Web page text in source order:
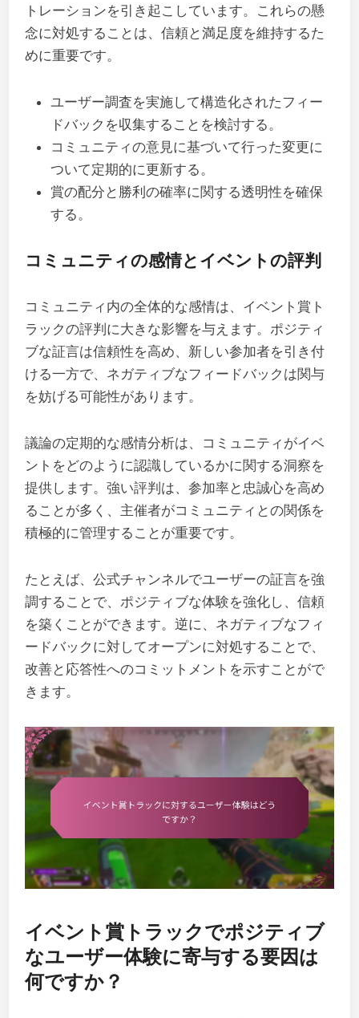
トレーションを引き起こしています。これらの懸
念に対処することは、信頼と満足度を維持するた
めに重要です。
ユーザー調査を実施して構造化されたフィー
ドバックを収集することを検討する。
コミュニティの意見に基づいて行った変更に
ついて定期的に更新する。
賞の配分と勝利の確率に関する透明性を確保
する。
コミュニティの感情とイベントの評判
コミュニティ内の全体的な感情は、イベント賞ト
ラックの評判に大きな影響を与えます。ポジティ
ブな証言は信頼性を高め、新しい参加者を引き付
ける一方で、ネガティブなフィードバックは関与
を妨げる可能性があります。
議論の定期的な感情分析は、コミュニティがイベ
ントをどのように認識しているかに関する洞察を
提供します。強い評判は、参加率と忠誠心を高め
ることが多く、主催者がコミュニティとの関係を
積極的に管理することが重要です。
たとえば、公式チャンネルでユーザーの証言を強
調することで、ポジティブな体験を強化し、信頼
を築くことができます。逆に、ネガティブなフィ
ードバックに対してオープンに対処することで、
改善と応答性へのコミットメントを示すことがで
きます。
イベント賞トラックでポジティブ
なユーザー体験に寄与する要因は
何ですか？